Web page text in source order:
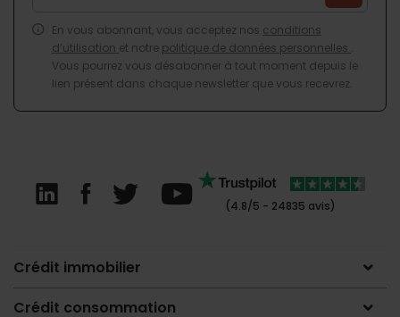
En vous abonnant, vous acceptez nos conditions
d’utilisation et notre politique de données personnelles
Vous pourrez vous désabonner à tout moment depuis le
lien présent dans chaque newsletter que vous recevrez.
(4.8/5 - 24835 avis)
Crédit immobilier
Crédit consommation